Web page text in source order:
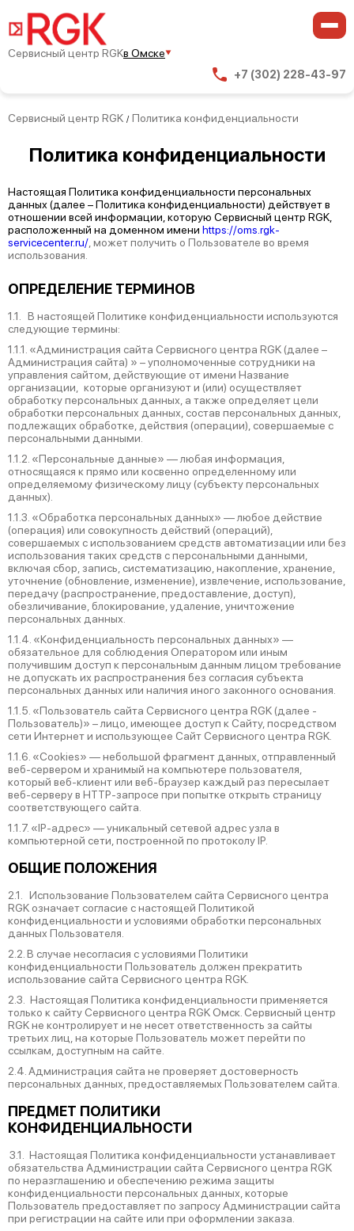
Сервисный центр RGKв Омске
+7 (302) 228-43-97
Сервисный центр RGK / Политика конфиденциальности
Политика конфиденциальности
Настоящая Политика конфиденциальности персональных
данных (далее – Политика конфиденциальности) действует в
отношении всей информации, которую Сервисный центр RGK,
расположенный на доменном имени https://oms.rgk-
servicecenter.ru/ , может получить о Пользователе во время
использования.
ОПРЕДЕЛЕНИЕ ТЕРМИНОВ
1.1. В настоящей Политике конфиденциальности используются
следующие термины:
1.1.1. «Администрация сайта Сервисного центра RGK (далее –
Администрация сайта) » – уполномоченные сотрудники на
управления сайтом, действующие от имени Название
организации, которые организуют и (или) осуществляет
обработку персональных данных, а также определяет цели
обработки персональных данных, состав персональных данных,
подлежащих обработке, действия (операции), совершаемые с
персональными данными.
1.1.2. «Персональные данные» — любая информация,
относящаяся к прямо или косвенно определенному или
определяемому физическому лицу (субъекту персональных
данных).
1.1.3. «Обработка персональных данных» — любое действие
(операция) или совокупность действий (операций),
совершаемых с использованием средств автоматизации или без
использования таких средств с персональными данными,
включая сбор, запись, систематизацию, накопление, хранение,
уточнение (обновление, изменение), извлечение, использование,
передачу (распространение, предоставление, доступ),
обезличивание, блокирование, удаление, уничтожение
персональных данных.
1.1.4. «Конфиденциальность персональных данных» —
обязательное для соблюдения Оператором или иным
получившим доступ к персональным данным лицом требование
не допускать их распространения без согласия субъекта
персональных данных или наличия иного законного основания.
1.1.5. «Пользователь сайта Сервисного центра RGK (далее ‑
Пользователь)» – лицо, имеющее доступ к Сайту, посредством
сети Интернет и использующее Сайт Сервисного центра RGK.
1.1.6. «Cookies» — небольшой фрагмент данных, отправленный
веб-сервером и хранимый на компьютере пользователя,
который веб-клиент или веб-браузер каждый раз пересылает
веб-серверу в HTTP-запросе при попытке открыть страницу
соответствующего сайта.
1.1.7. «IP-адрес» — уникальный сетевой адрес узла в
компьютерной сети, построенной по протоколу IP.
ОБЩИЕ ПОЛОЖЕНИЯ
2.1. Использование Пользователем сайта Сервисного центра
RGK означает согласие с настоящей Политикой
конфиденциальности и условиями обработки персональных
данных Пользователя.
2.2. В случае несогласия с условиями Политики
конфиденциальности Пользователь должен прекратить
использование сайта Сервисного центра RGK.
2.3. Настоящая Политика конфиденциальности применяется
только к сайту Сервисного центра RGK Омск. Сервисный центр
RGK не контролирует и не несет ответственность за сайты
третьих лиц, на которые Пользователь может перейти по
ссылкам, доступным на сайте.
2.4. Администрация сайта не проверяет достоверность
персональных данных, предоставляемых Пользователем сайта.
ПРЕДМЕТ ПОЛИТИКИ
КОНФИДЕНЦИАЛЬНОСТИ
3.1. Настоящая Политика конфиденциальности устанавливает
обязательства Администрации сайта Сервисного центра RGK
по неразглашению и обеспечению режима защиты
конфиденциальности персональных данных, которые
Пользователь предоставляет по запросу Администрации сайта
при регистрации на сайте или при оформлении заказа.